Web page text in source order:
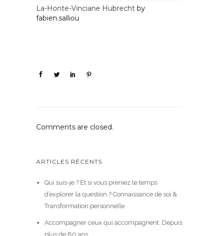
La-Honte-Vinciane Hubrecht by
fabien.salliou
Comments are closed.
ARTICLES RÉCENTS
Qui suis-je ? Et si vous preniez le temps
d’explorer la question ? Connaissance de soi &
Transformation personnelle
Accompagner ceux qui accompagnent. Depuis
plus de 80 ans.